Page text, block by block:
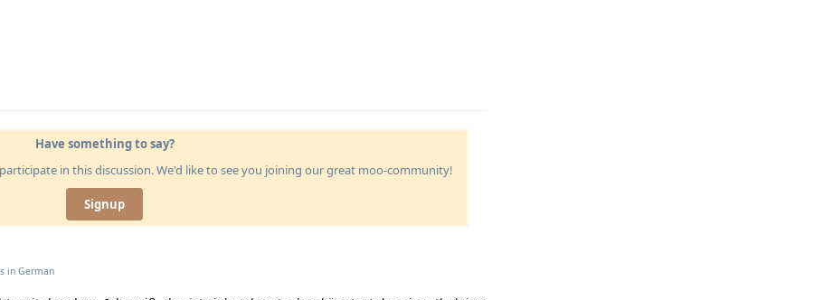
Have something to say?
in this discussion. We'd like to see you joining our great moo-community!
Signup
in German